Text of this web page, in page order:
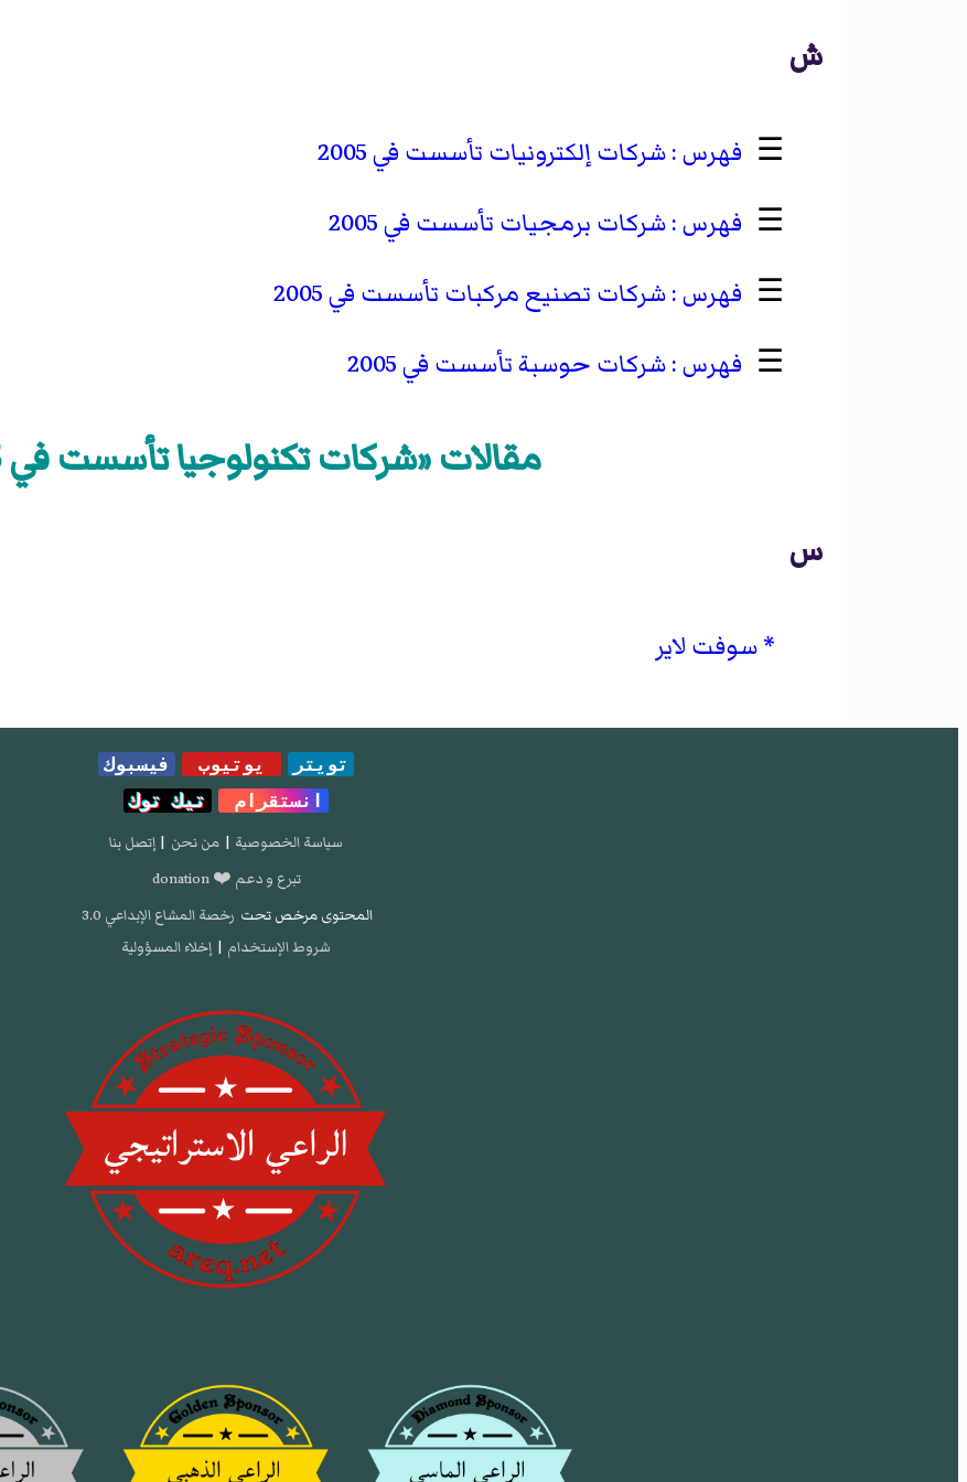
ش
☰
شركات إلكترونيات تأسست في 2005
☰
شركات برمجيات تأسست في 2005
☰
شركات تصنيع مركبات تأسست في 2005
☰
شركات حوسبة تأسست في 2005
مقالات «شركات تكنولوجيا تأسست في 2005»
س
سوفت لاير
تويتر يوتيوب
فيسبوك
انستقرام
تيك توك
سياسة الخصوصية | من نحن | إتصل بنا
تبرع و دعم ❤️ donation
المحتوى مرخص تحت رخصة المشاع الإبداعي 3.0
شروط الإستخدام | إخلاء المسؤولية